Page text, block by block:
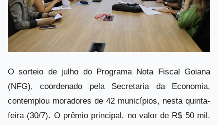
O sorteio de julho do Programa Nota Fiscal Goiana
(NFG), coordenado pela Secretaria da Economia,
contemplou moradores de 42 municípios, nesta quinta-
feira (30/7). O prêmio principal, no valor de R$ 50 mil,